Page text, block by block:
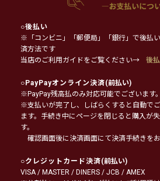
○後払い
※「コンビニ」「郵便局」「銀行」で後払
済方法です
当店のご利用ガイドをご覧ください→
後
○PayPayオンライン決済(前払い)
※PayPay残高払のみ対応可能でございます。
※支払いが完了し、しばらくすると自動で
ます。手続き中にページを閉じると購入が
す。
確認画面後に決済画面にて決済手続きをお
○クレジットカード決済(前払い)
VISA / MASTER / DINERS / JCB / AMEX